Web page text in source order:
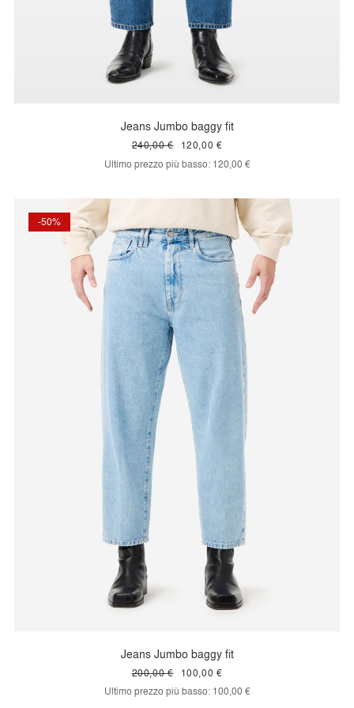
Jeans Jumbo baggy fit
120,00 €
240,00 €
Ultimo prezzo più basso: 120,00 €
-50%
Jeans Jumbo baggy fit
100,00 €
200,00 €
Ultimo prezzo più basso: 100,00 €